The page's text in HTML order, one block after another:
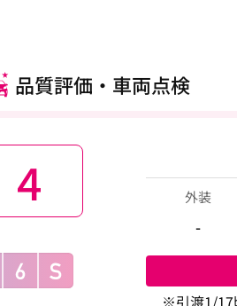
品質評価・車両点検
4 外装
-